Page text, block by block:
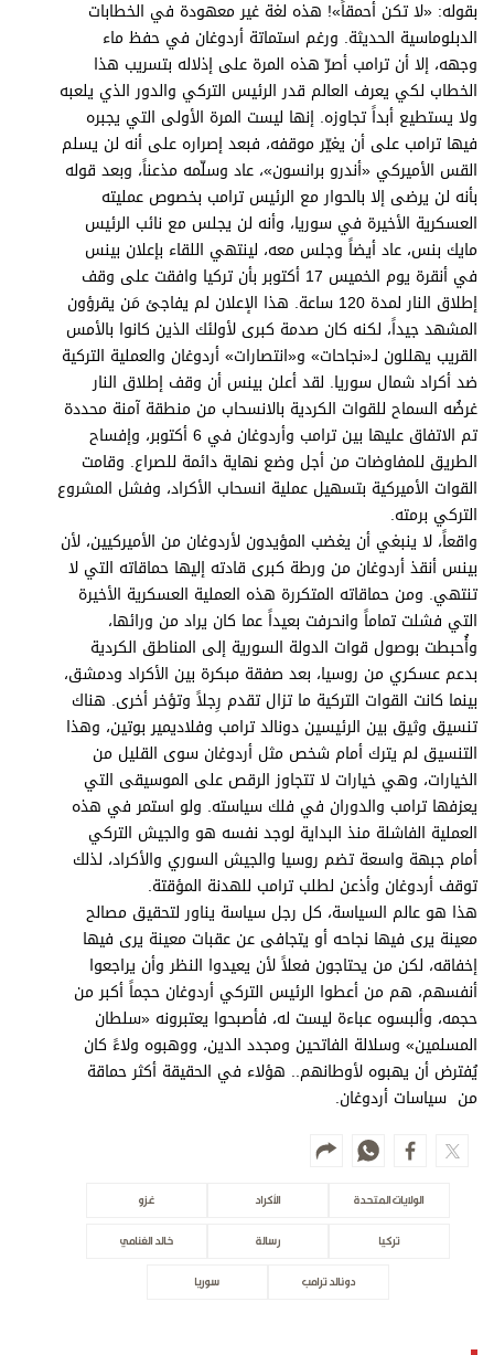
مواقيت الصلاة
الأحوال الجوية
بقوله: «لا تكن أحمقاً»! هذه لغة غير معهودة في الخطابات
الدبلوماسية الحديثة. ورغم استماتة أردوغان في حفظ ماء
وجهه، إلا أن ترامب أصرّ هذه المرة على إذلاله بتسريب هذا
الخطاب لكي يعرف العالم قدر الرئيس التركي والدور الذي يلعبه
ولا يستطيع أبداً تجاوزه. إنها ليست المرة الأولى التي يجبره
فيها ترامب على أن يغيّر موقفه، فبعد إصراره على أنه لن يسلم
القس الأميركي «أندرو برانسون»، عاد وسلّمه مذعناً، وبعد قوله
بأنه لن يرضى إلا بالحوار مع الرئيس ترامب بخصوص عمليته
العسكرية الأخيرة في سوريا، وأنه لن يجلس مع نائب الرئيس
مايك بنس، عاد أيضاً وجلس معه، لينتهي اللقاء بإعلان بينس
في أنقرة يوم الخميس 17 أكتوبر بأن تركيا وافقت على وقف
إطلاق النار لمدة 120 ساعة. هذا الإعلان لم يفاجئ مَن يقرؤون
المشهد جيداً، لكنه كان صدمة كبرى لأولئك الذين كانوا بالأمس
القريب يهللون لـ«نجاحات» و«انتصارات» أردوغان والعملية التركية
ضد أكراد شمال سوريا. لقد أعلن بينس أن وقف إطلاق النار
غرضُه السماح للقوات الكردية بالانسحاب من منطقة آمنة محددة
تم الاتفاق عليها بين ترامب وأردوغان في 6 أكتوبر، وإفساح
الطريق للمفاوضات من أجل وضع نهاية دائمة للصراع. وقامت
القوات الأميركية بتسهيل عملية انسحاب الأكراد، وفشل المشروع
التركي برمته.
واقعاً، لا ينبغي أن يغضب المؤيدون لأردوغان من الأميركيين، لأن
بينس أنقذ أردوغان من ورطة كبرى قادته إليها حماقاته التي لا
تنتهي. ومن حماقاته المتكررة هذه العملية العسكرية الأخيرة
التي فشلت تماماً وانحرفت بعيداً عما كان يراد من ورائها،
وأُحبطت بوصول قوات الدولة السورية إلى المناطق الكردية
بدعم عسكري من روسيا، بعد صفقة مبكرة بين الأكراد ودمشق،
بينما كانت القوات التركية ما تزال تقدم رِجلاً وتؤخر أخرى. هناك
تنسيق وثيق بين الرئيسين دونالد ترامب وفلاديمير بوتين، وهذا
التنسيق لم يترك أمام شخص مثل أردوغان سوى القليل من
الخيارات، وهي خيارات لا تتجاوز الرقص على الموسيقى التي
يعزفها ترامب والدوران في فلك سياسته. ولو استمر في هذه
العملية الفاشلة منذ البداية لوجد نفسه هو والجيش التركي
أمام جبهة واسعة تضم روسيا والجيش السوري والأكراد، لذلك
توقف أردوغان وأذعن لطلب ترامب للهدنة المؤقتة.
هذا هو عالم السياسة، كل رجل سياسة يناور لتحقيق مصالح
معينة يرى فيها نجاحه أو يتجافى عن عقبات معينة يرى فيها
إخفاقه، لكن من يحتاجون فعلاً لأن يعيدوا النظر وأن يراجعوا
أنفسهم، هم من أعطوا الرئيس التركي أردوغان حجماً أكبر من
حجمه، وألبسوه عباءة ليست له، فأصبحوا يعتبرونه «سلطان
المسلمين» وسلالة الفاتحين ومجدد الدين، ووهبوه ولاءً كان
يُفترض أن يهبوه لأوطانهم.. هؤلاء في الحقيقة أكثر حماقة
من سياسات أردوغان.
الولايات المتحدة الأكراد غزو
تركيا رسالة خالد الغنامي
دونالد ترامب سوريا